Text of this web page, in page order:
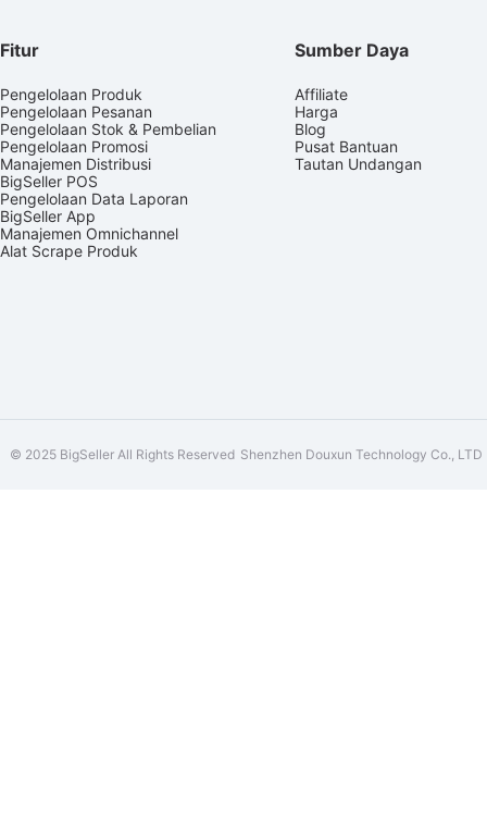
Fitur
Pengelolaan Produk
Pengelolaan Pesanan
Pengelolaan Stok & Pembelian
Pengelolaan Promosi
Manajemen Distribusi
BigSeller POS
Pengelolaan Data Laporan
BigSeller App
Manajemen Omnichannel
Alat Scrape Produk
Sumber Daya
Affiliate
Harga
Blog
Pusat Bantuan
Tautan Undangan
© 2025 BigSeller All Rights Reserved Shenzhen Douxun Technology Co., LTD